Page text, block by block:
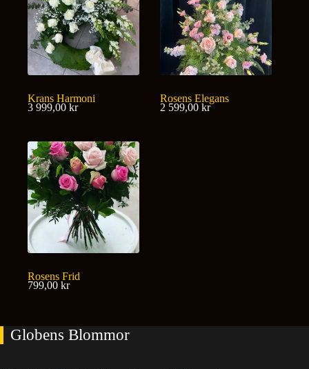
Krans Harmoni
3 999,00 kr
Rosens Elegans
2 599,00kr
Rosens Frid
799,00 kr
Globens Blommor